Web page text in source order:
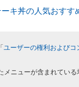
キ丼の人気おすす
ユーザーの権利および
メニューが含まれてい